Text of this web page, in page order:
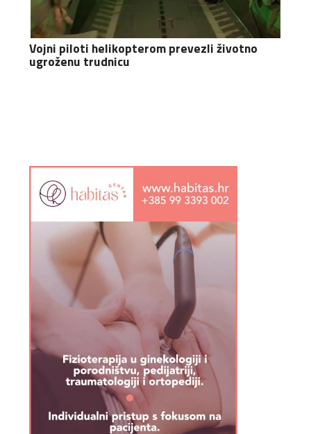
Vojni piloti helikopterom prevezli životno
ugroženu trudnicu